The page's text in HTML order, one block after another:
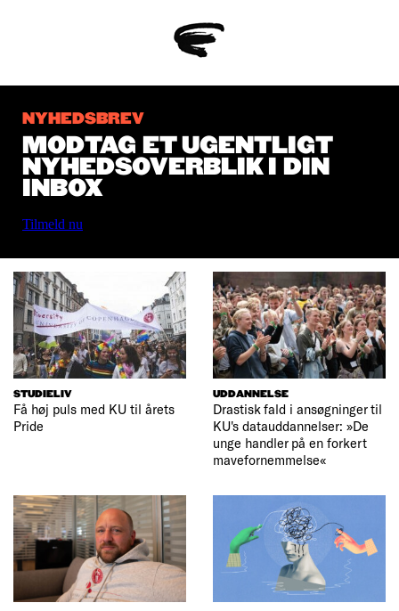
NYHEDSBREV
MODTAG ET UGENTLIGT
NYHEDSOVERBLIK I DIN
INBOX
Tilmeld nu
STUDIELIV
Få høj puls med KU til årets
Pride
UDDANNELSE
Drastisk fald i ansøgninger til
KU's datauddannelser: »De
unge handler på en forkert
mavefornemmelse«